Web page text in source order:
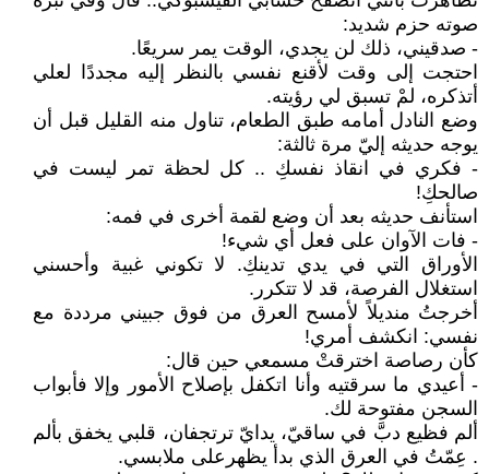
صوته حزم شديد:
- صدقيني، ذلك لن يجدي، الوقت يمر سريعًا.
احتجت إلى وقت لأقنع نفسي بالنظر إليه مجددًا لعلي
أتذكره، لمْ تسبق لي رؤيته.
وضع النادل أمامه طبق الطعام، تناول منه القليل قبل أن
يوجه حديثه إليّ مرة ثالثة:
- فكري في انقاذ نفسكِ .. كل لحظة تمر ليست في
صالحكِ!
استأنف حديثه بعد أن وضع لقمة أخرى في فمه:
- فات الآوان على فعل أي شيء!
الأوراق التي في يدي تدينكِ. لا تكوني غبية وأحسني
استغلال الفرصة، قد لا تتكرر.
أخرجتُ منديلاً لأمسح العرق من فوق جبيني مرددة مع
نفسي: انكشف أمري!
كأن رصاصة اخترقتْ مسمعي حين قال:
- أعيدي ما سرقتيه وأنا اتكفل بإصلاح الأمور وإلا فأبواب
السجن مفتوحة لك.
ألم فظيع دبَّ في ساقيّ، يدايّ ترتجفان، قلبي يخفق بألم
. عِمّتُ في العرق الذي بدأ يظهرعلى ملابسي.